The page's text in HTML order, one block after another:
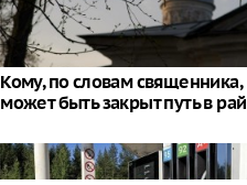
Кому, по словам священника,
может быть закрыт путь в рай